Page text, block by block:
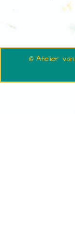
© Atelier